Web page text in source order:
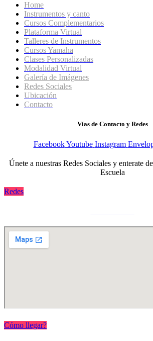
Home
Instrumentos y canto
Cursos Complementarios
Plataforma Virtual
Talleres de Instrumentos
Cursos Yamaha
Clases Personalizadas
Modalidad Virtual
Galería de Imágenes
Redes Sociales
Ubicación
Contacto
Vías de Contacto y Redes
Facebook Youtube Instagram
Únete a nuestras Redes Sociales y enterate
Escuela
Redes
Cómo llegar?